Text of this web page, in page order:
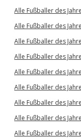
Alle Fußballer des
Alle Fußballer des
Alle Fußballer des
Alle Fußballer des
Alle Fußballer des
Alle Fußballer des
Alle Fußballer des
Alle Fußballer des
Alle Fußballer des